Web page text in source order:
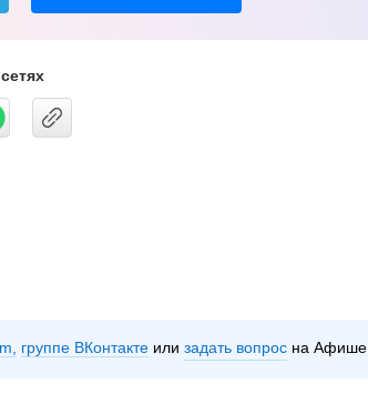
группе ВКонтакте задать вопрос на Афише